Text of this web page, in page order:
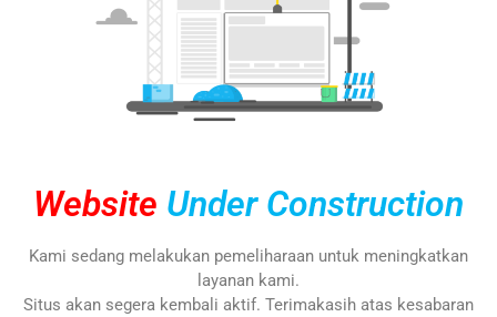
Website Under Construction
Kami sedang melakukan pemeliharaan untuk meningkatkan
layanan kami.
Situs akan segera kembali aktif. Terimakasih atas kesabaran